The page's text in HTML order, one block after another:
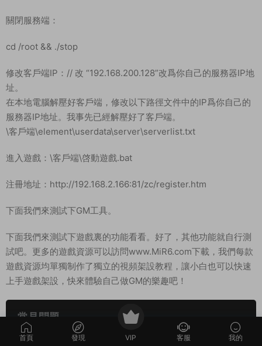
關閉服務端：
cd /root && ./stop
修改客戶端IP：// 改 “192.168.200.128”改爲你自己的服務器IP地
址。
在本地電腦解壓好客戶端，修改以下路徑文件中的IP爲你自己的
服務器IP地址。我事先已經解壓好了客戶端。
\客戶端\element\userdata\server\serverlist.txt
進入遊戲：\客戶端\啓動遊戲.bat
注冊地址：http://192.168.2.166:81/zc/register.htm
下面我們來測試下GM工具。
下面我們來測試下遊戲裏的功能看看。好了，其他功能就自行測
試吧。更多的遊戲資源可以訪問www.MiR6.com下載，我們每款
遊戲資源均單獨制作了獨立的視頻架設教程，讓小白也可以快速
上手遊戲架設，快來體驗自己做GM的樂趣吧！
常見問題
首頁 發現 VIP 客服 我的